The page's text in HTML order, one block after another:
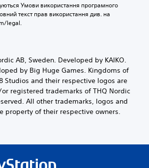
Умови використання програмного
текст прав використання див. на
legal.
AB, Sweden. Developed by KAIKO.
by Big Huge Games. Kingdoms of
Studios and their respective logos are
registered trademarks of THQ Nordic
All other trademarks, logos and
property of their respective owners.